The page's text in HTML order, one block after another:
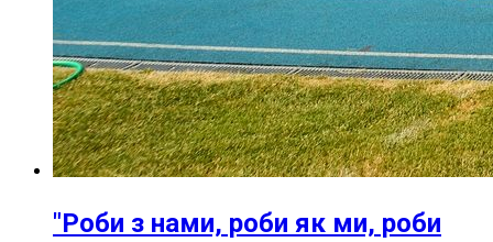
"Роби з нами, роби як ми, роби